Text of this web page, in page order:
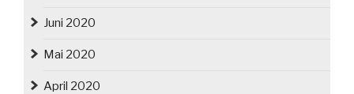
Juni 2020
Mai 2020
April 2020